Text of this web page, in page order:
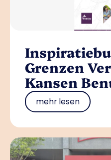
Grenzen
Kansen
mehr lesen